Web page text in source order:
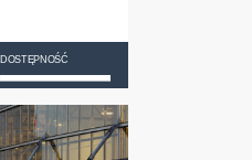
DOSTĘPNOŚĆ